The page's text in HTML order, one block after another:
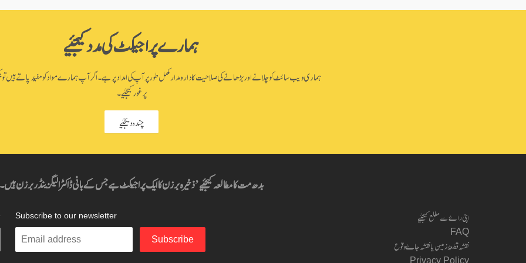
ہمارے پراجیکٹ کی مدد کیجئیے
ہماری ویب سائٹ کو چلانے اور بڑھانے کی صلاحیت کا دارومدار مکمل طور پر آپ کی امداد پر ہے۔ اگر آپ ہمارے مواد کو مفید پاتے ہیں تو
پر غور کیجئیے۔
چندہ دیجئیے
بدھ مت کا مطالعہ کیجئیے’ ذخیرہ برزن کا ایک پراجیکٹ ہے جس کے بانی ڈاکٹر الیگزینڈر برزن ہیں۔
اپنی راۓ سے مطلع کیجئیے
FAQ
نقشہ قطعۂ زمین یا نقشہ جاۓ وقوع
Privacy Policy
Subscribe to our newsletter
Enter
Subscribe